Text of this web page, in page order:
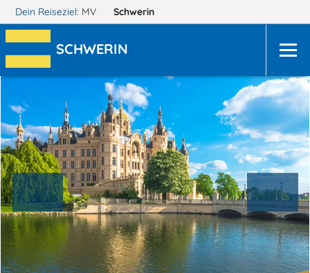
Dein Reiseziel: MV Schwerin
SCHWERIN